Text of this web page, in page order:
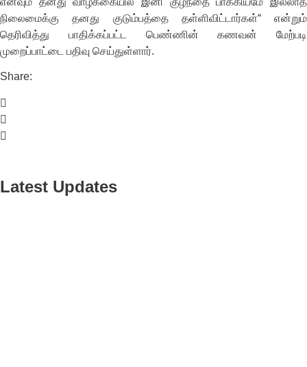
நிலைமைக்கு தனது குடும்பத்தை தள்ளிவிட்டார்கள்“ என்றும்
தெரிவித்து பாதிக்கப்பட்ட பெண்ணின் கணவன் மேற்படி
முறைப்பாட்டை பதிவு செய்துள்ளார்.
Share:
Latest Updates